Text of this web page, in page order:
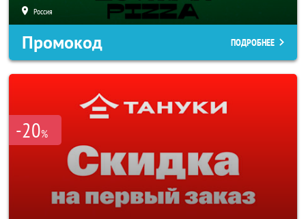
Россия
Промокод ПОДРОБНЕЕ
-20%